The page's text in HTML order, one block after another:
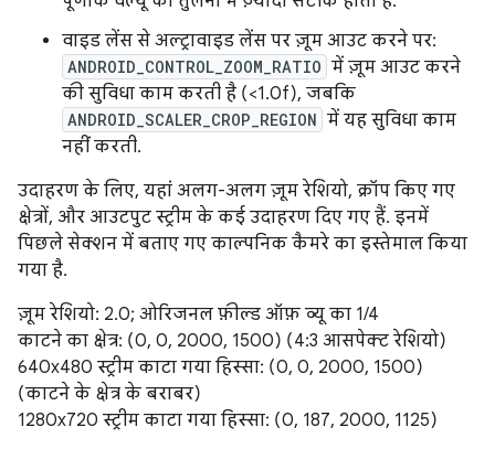
वाइड लेंस से अल्ट्रावाइड लेंस पर ज़ूम आउट करने पर:
ANDROID_CONTROL_ZOOM_RATIO में ज़ूम आउट करने
की सुविधा काम करती है (<1.0f), जबकि
ANDROID_SCALER_CROP_REGION में यह सुविधा काम
नहीं करती.
उदाहरण के लिए, यहां अलग-अलग ज़ूम रेशियो, क्रॉप किए गए
क्षेत्रों, और आउटपुट स्ट्रीम के कई उदाहरण दिए गए हैं. इनमें
पिछले सेक्शन में बताए गए काल्पनिक कैमरे का इस्तेमाल किया
गया है.
ज़ूम रेशियो: 2.0; ओरिजनल फ़ील्ड ऑफ़ व्यू का 1/4
काटने का क्षेत्र: (0, 0, 2000, 1500) (4:3 आसपेक्ट रेशियो)
640x480 स्ट्रीम काटा गया हिस्सा: (0, 0, 2000, 1500)
(काटने के क्षेत्र के बराबर)
1280x720 स्ट्रीम काटा गया हिस्सा: (0, 187, 2000, 1125)